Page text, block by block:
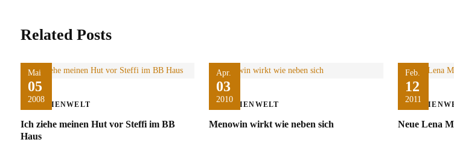
Related Posts
Mai
05
2008
MEDIENWELT
Ich ziehe meinen Hut vor Steffi im BB
Haus
Apr.
03
2010
MEDIENWELT
Menowin wirkt wie neben sich
Feb.
12
2011
Neue Lena